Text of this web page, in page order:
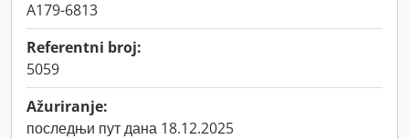
A179-6813
Referentni broj:
5059
Ažuriranje:
последњи пут дана 18.12.2025